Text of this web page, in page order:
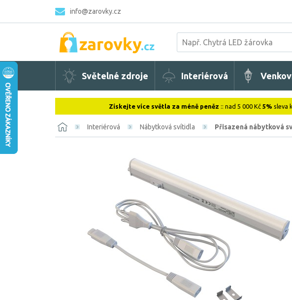
info@zarovky.cz
Světelné zdroje Interiérová
Získejte více světla za méně peněz :: nad 5 000 Kč 5% sleva
Interiérová Nábytková svítidla Přisazená nábytková